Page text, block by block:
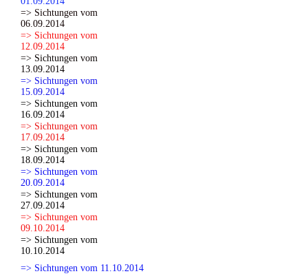
=> Sichtungen vom
06.09.2014
=> Sichtungen vom
12.09.2014
=> Sichtungen vom
13.09.2014
=> Sichtungen vom
15.09.2014
=> Sichtungen vom
16.09.2014
=> Sichtungen vom
17.09.2014
=> Sichtungen vom
18.09.2014
=> Sichtungen vom
20.09.2014
=> Sichtungen vom
27.09.2014
=> Sichtungen vom
09.10.2014
=> Sichtungen vom
10.10.2014
=> Sichtungen vom 11.10.2014